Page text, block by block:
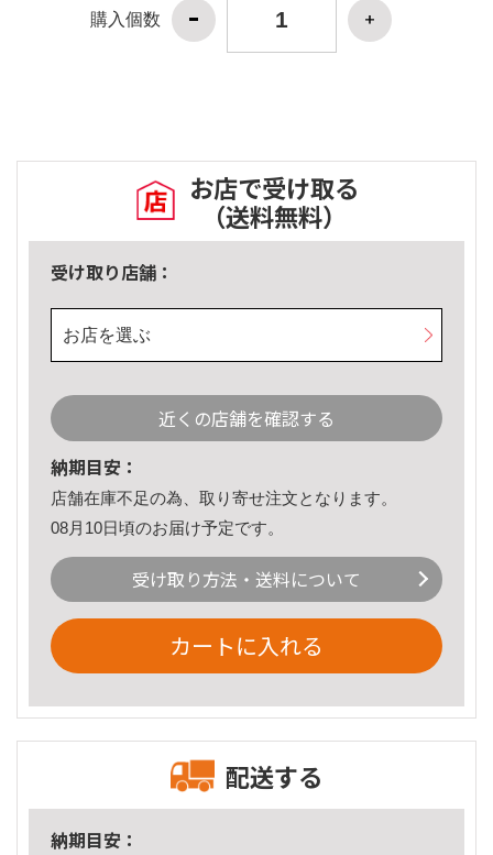
購入個数
お店で受け取る
（送料無料）
受け取り店舗：
お店を選ぶ
近くの店舗を確認する
納期目安：
店舗在庫不足の為、取り寄せ注文となります。
08月10日頃のお届け予定です。
受け取り方法・送料について
カートに入れる
配送する
納期目安：